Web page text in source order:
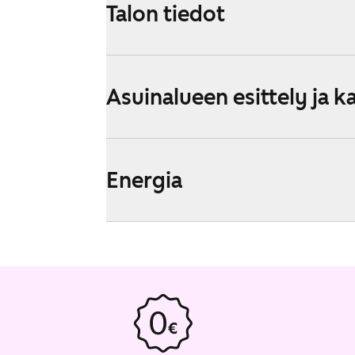
Talon tiedot
Asuinalueen esittely ja
Energia